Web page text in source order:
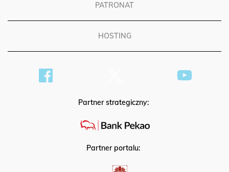
PATRONAT
HOSTING
Partner strategiczny:
Partner portalu: